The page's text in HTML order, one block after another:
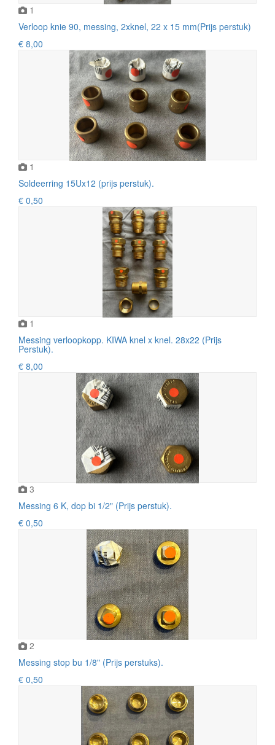
1
Verloop knie 90, messing, 2xknel, 22 x 15 mm(Prijs perstuk)
€ 8,00
1
Soldeerring 15Ux12 (prijs perstuk).
€ 0,50
1
Messing verloopkopp. KIWA knel x knel. 28x22 (Prijs
Perstuk).
€ 8,00
3
Messing 6 K, dop bi 1/2" (Prijs perstuk).
€ 0,50
2
Messing stop bu 1/8" (Prijs perstuks).
€ 0,50